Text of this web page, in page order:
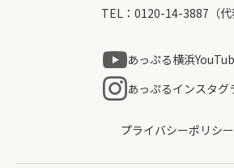
TEL： 0120-14-3887 （
あっぷる横浜
あっぷるインスタグ
プライバシーポリシー